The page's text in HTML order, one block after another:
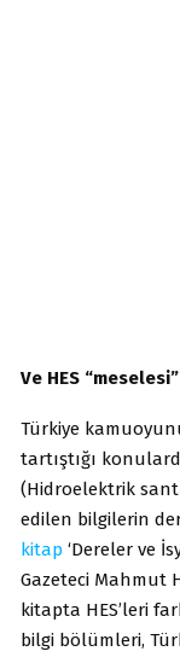
Ve HES
Türkiye
tartıştığı
(Hidroelektrik
edilen bilgilerin
kitap ‘Dereler ve
Gazeteci Mahmut
kitapta HES’leri
bilgi bölümleri,